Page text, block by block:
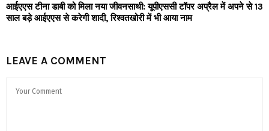
आईएएस टीना डाबी को मिला नया जीवनसाथी: यूपीएससी टॉपर अप्रैल में अपने से 13
साल बड़े आईएएस से करेगी शादी, रिश्वतखोरी में भी आया नाम
LEAVE A COMMENT